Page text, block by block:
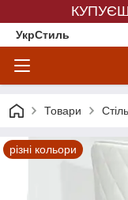
УкрСтиль
Товари
різні кольори